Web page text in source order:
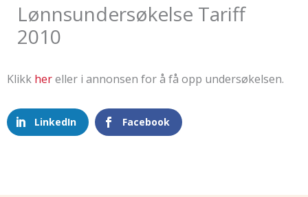
Lønnsundersøkelse Tariff
2010
Klikk hereller i annonsen for å få opp undersøkelsen.
LinkedIn Facebook